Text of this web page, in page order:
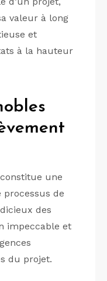
valeur à long
et
à la hauteur
une
de
des
impeccable et
du projet.